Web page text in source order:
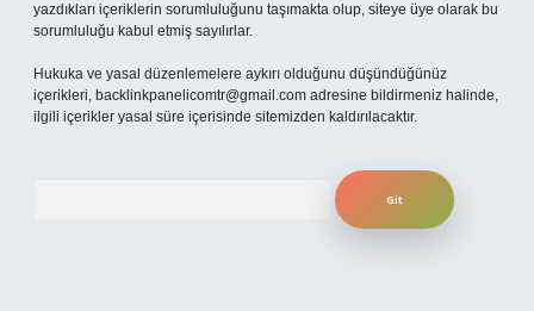
yazdıkları içeriklerin sorumluluğunu taşımakta olup, siteye üye olarak bu
sorumluluğu kabul etmiş sayılırlar.
Hukuka ve yasal düzenlemelere aykırı olduğunu düşündüğünüz
içerikleri, backlinkpanelicomtr@gmail.com adresine bildirmeniz halinde,
ilgili içerikler yasal süre içerisinde sitemizden kaldırılacaktır.